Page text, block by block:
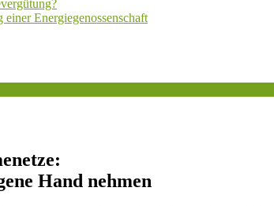
Energiegenossenschaft
Hand nehmen